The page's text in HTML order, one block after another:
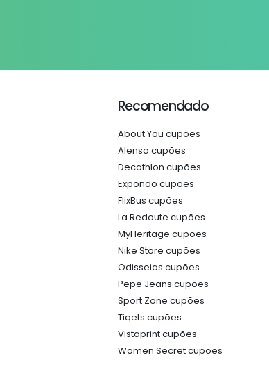
Recomendado
About You cupões
Alensa cupões
Decathlon cupões
Expondo cupões
FlixBus cupões
La Redoute cupões
MyHeritage cupões
Nike Store cupões
Odisseias cupões
Pepe Jeans cupões
Sport Zone cupões
Tiqets cupões
Vistaprint cupões
Women Secret cupões